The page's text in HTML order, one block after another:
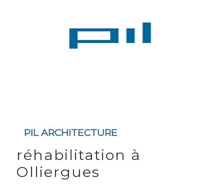
PIL ARCHITECTURE
réhabilitation à
Olliergues